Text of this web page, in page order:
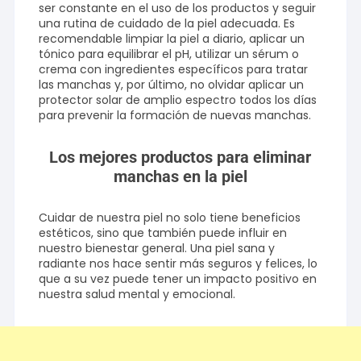
ser constante en el uso de los productos y seguir
una rutina de cuidado de la piel adecuada. Es
recomendable limpiar la piel a diario, aplicar un
tónico para equilibrar el pH, utilizar un sérum o
crema con ingredientes específicos para tratar
las manchas y, por último, no olvidar aplicar un
protector solar de amplio espectro todos los días
para prevenir la formación de nuevas manchas.
Los mejores productos para eliminar
manchas en la piel
Cuidar de nuestra piel no solo tiene beneficios
estéticos, sino que también puede influir en
nuestro bienestar general. Una piel sana y
radiante nos hace sentir más seguros y felices, lo
que a su vez puede tener un impacto positivo en
nuestra salud mental y emocional.